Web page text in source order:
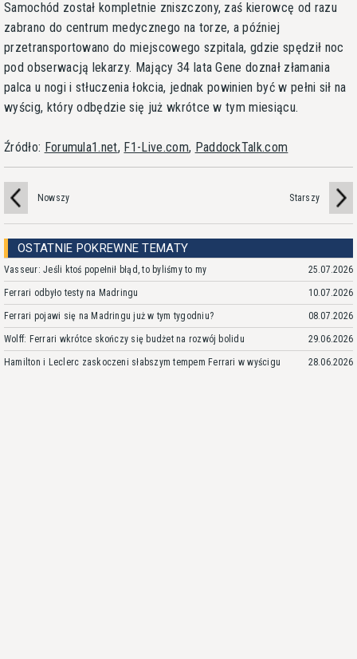
Samochód został kompletnie zniszczony, zaś kierowcę od razu
zabrano do centrum medycznego na torze, a później
przetransportowano do miejscowego szpitala, gdzie spędził noc
pod obserwacją lekarzy. Mający 34 lata Gene doznał złamania
palca u nogi i stłuczenia łokcia, jednak powinien być w pełni sił na
wyścig, który odbędzie się już wkrótce w tym miesiącu.
Źródło: Forumula1.net, F1-Live.com, PaddockTalk.com
Nowszy Starszy
OSTATNIE POKREWNE TEMATY
Vasseur: Jeśli ktoś popełnił błąd, to byliśmy to my 25.07.2026
Ferrari odbyło testy na Madringu 10.07.2026
Ferrari pojawi się na Madringu już w tym tygodniu? 08.07.2026
Wolff: Ferrari wkrótce skończy się budżet na rozwój bolidu 29.06.2026
Hamilton i Leclerc zaskoczeni słabszym tempem Ferrari w wyścigu 28.06.2026